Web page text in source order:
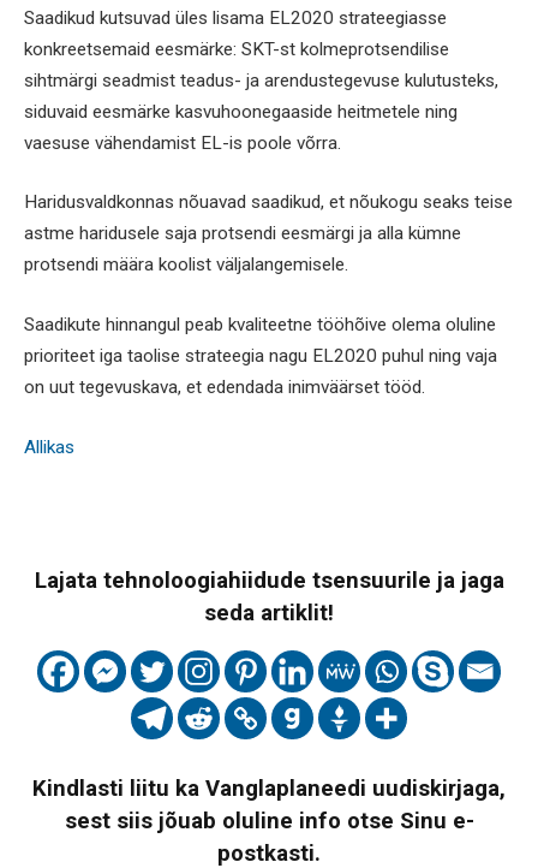
Saadikud kutsuvad üles lisama EL2020 strateegiasse
konkreetsemaid eesmärke: SKT-st kolmeprotsendilise
sihtmärgi seadmist teadus- ja arendustegevuse kulutusteks,
siduvaid eesmärke kasvuhoonegaaside heitmetele ning
vaesuse vähendamist EL-is poole võrra.
Haridusvaldkonnas nõuavad saadikud, et nõukogu seaks teise
astme haridusele saja protsendi eesmärgi ja alla kümne
protsendi määra koolist väljalangemisele.
Saadikute hinnangul peab kvaliteetne tööhõive olema oluline
prioriteet iga taolise strateegia nagu EL2020 puhul ning vaja
on uut tegevuskava, et edendada inimväärset tööd.
Allikas
Lajata tehnoloogiahiidude tsensuurile ja jaga
seda artiklit!
Kindlasti liitu ka Vanglaplaneedi uudiskirjaga,
sest siis jõuab oluline info otse Sinu e-
postkasti.